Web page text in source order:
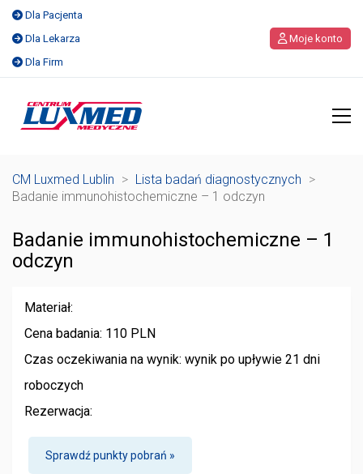
Dla Pacjenta
Dla Lekarza
Dla Firm
Moje konto
CM Luxmed Lublin > Lista badań diagnostycznych >
Badanie immunohistochemiczne – 1 odczyn
Badanie immunohistochemiczne – 1
odczyn
Materiał:
Cena badania: 110 PLN
Czas oczekiwania na wynik: wynik po upływie 21 dni
roboczych
Rezerwacja:
Sprawdź punkty pobrań »